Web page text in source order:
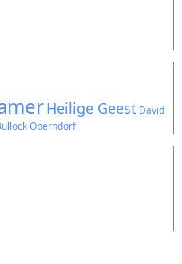
Heilige Geest David
Oberndorf